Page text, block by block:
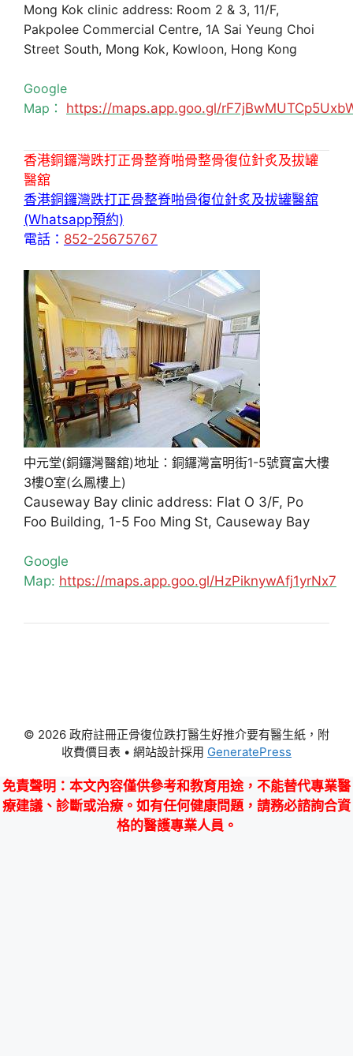
Mong Kok clinic address: Room 2 & 3, 11/F,
Pakpolee Commercial Centre, 1A Sai Yeung Choi
Street South, Mong Kok, Kowloon, Hong Kong
Google
Map： https://maps.app.goo.gl/
香港銅鑼灣跌打正骨整脊啪骨整骨復位針炙及拔罐
醫舘
香港銅鑼灣跌打正骨整脊啪骨復位針炙及拔罐醫舘
(Whatsapp預約)
電話： 852-25675767
中元堂(銅鑼灣醫舘)地址：銅鑼灣富明街1-5號寶富大樓
3樓O室(么鳳樓上)
Causeway Bay clinic address: Flat O 3/F, Po
Foo Building, 1-5 Foo Ming St, Causeway Bay
Google
Map: https://maps.app.goo.gl/HzPiknywAfj1yrNx7
© 2026 政府註冊正骨復位跌打醫生好推介要有醫生紙，附
收費價目表 • 網站設計採用 GeneratePress
免責聲明 ：本文內容僅供參考和教育用途，不能替代專業醫
療建議、診斷或治療。如有任何健康問題，請務必諮詢合資
格的醫護專業人員。